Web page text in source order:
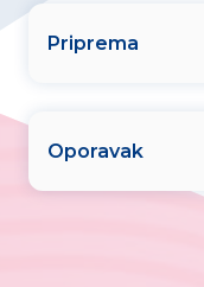
Priprema
Oporavak